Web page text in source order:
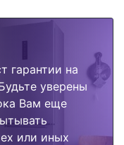
гарантии на
уверены
Вам еще
или иных